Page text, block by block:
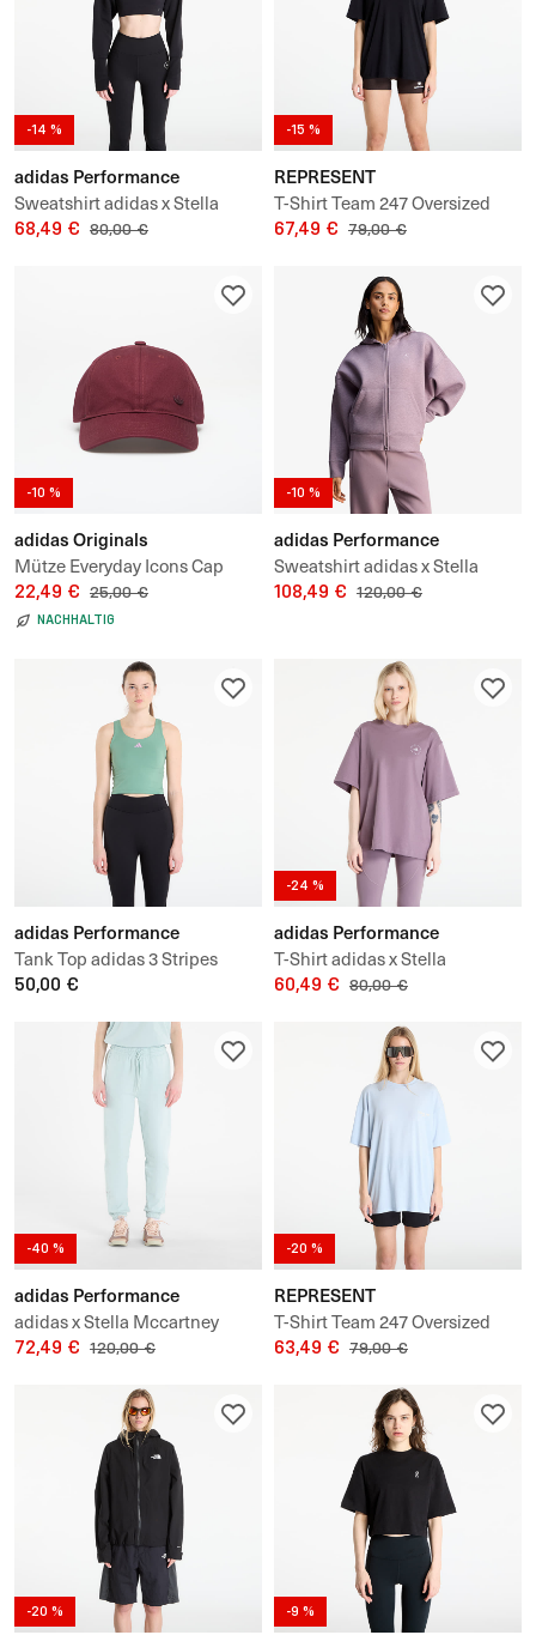
-14 %
adidas Performance
Sweatshirt adidas x Stella
Mccartney Studio Sweatshirt
68,49 € 80,00 €
-15 %
REPRESENT
T-Shirt Team 247 Oversized
Tee UNISEX
67,49 € 79,00 €
-10 %
adidas Originals
Mütze Everyday Icons Cap
With Tonal Metal Trefoil
22,49 € 25,00 €
NACHHALTIG
-10 %
adidas Performance
Sweatshirt adidas x Stella
Mccartney Scuba Hoodie
108,49 € 120,00 €
adidas Performance
Tank Top adidas 3 Stripes
Studio All Me Light Support
50,00 €
-24 %
adidas Performance
T-Shirt adidas x Stella
Mccartney Loose T-Shirt
60,49 € 80,00 €
-40 %
adidas Performance
adidas x Stella Mccartney
Regular Sweat Joggers
72,49 € 120,00 €
-20 %
REPRESENT
T-Shirt Team 247 Oversized
Tee UNISEX
63,49 € 79,00 €
-20 % -9 %